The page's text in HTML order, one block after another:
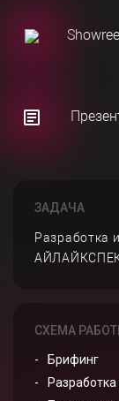
Showreel
ЗАДАЧА
Разработка
СХЕМА
Брифинг